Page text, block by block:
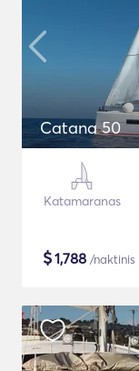
Catana 50
Katamaranas
$1,788 /naktinis